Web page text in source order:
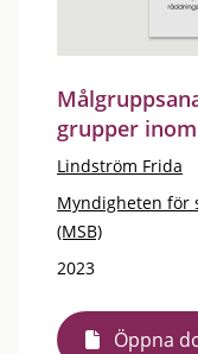
grupper
Lindström Frida
Myndigheten för
(MSB)
2023
Öppna